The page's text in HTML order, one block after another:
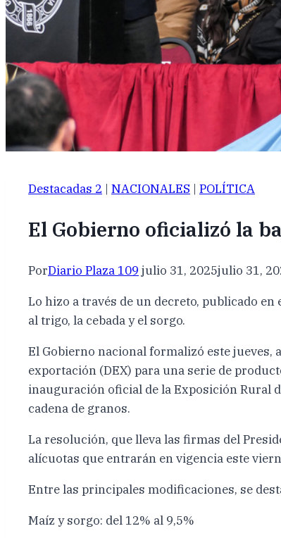
Destacadas 2 | NACIONALES | POLÍTICA
El Gobierno oficializó la
PorDiario Plaza 109 julio 31, 2025julio 31,
Lo hizo a través de un decreto, publicado
al trigo, la cebada y el sorgo.
El Gobierno nacional formalizó este jueves,
exportación (DEX) para una serie de
inauguración oficial de la Exposición Rural
cadena de granos.
La resolución, que lleva las firmas del
alícuotas que entrarán en vigencia este
Entre las principales modificaciones, se
Maíz y sorgo: del 12% al 9,5%